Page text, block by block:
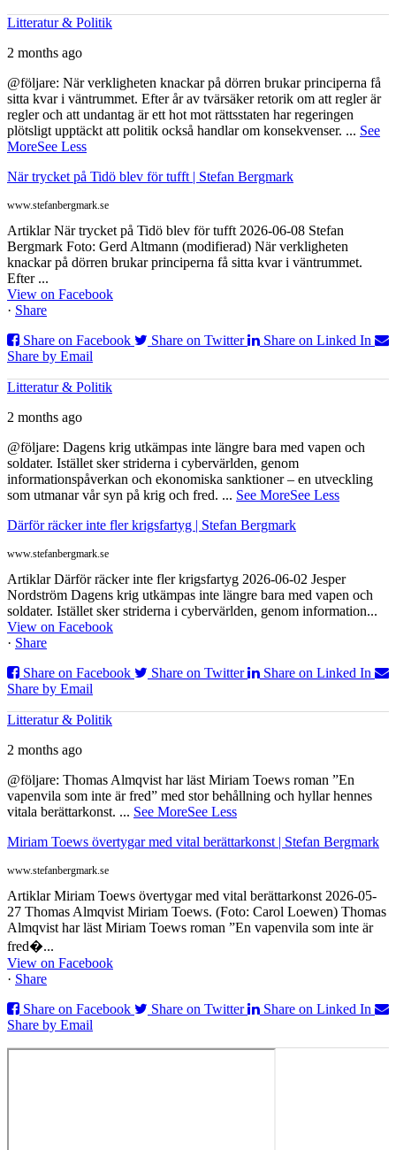
Litteratur & Politik
2 months ago
@följare: När verkligheten knackar på dörren brukar principerna få
sitta kvar i väntrummet. Efter år av tvärsäker retorik om att regler är
regler och att undantag är ett hot mot rättsstaten har regeringen
plötsligt upptäckt att politik också handlar om konsekvenser. ... See
MoreSee Less
När trycket på Tidö blev för tufft | Stefan Bergmark
www.stefanbergmark.se
Artiklar När trycket på Tidö blev för tufft 2026-06-08 Stefan
Bergmark Foto: Gerd Altmann (modifierad) När verkligheten
knackar på dörren brukar principerna få sitta kvar i väntrummet.
Efter ...
View on Facebook
· Share
Share on Facebook
Share on Twitter
Share on Linked In
Share by Email
Litteratur & Politik
2 months ago
@följare: Dagens krig utkämpas inte längre bara med vapen och
soldater. Istället sker striderna i cybervärlden, genom
informationspåverkan och ekonomiska sanktioner – en utveckling
som utmanar vår syn på krig och fred. ... See MoreSee Less
Därför räcker inte fler krigsfartyg | Stefan Bergmark
www.stefanbergmark.se
Artiklar Därför räcker inte fler krigsfartyg 2026-06-02 Jesper
Nordström Dagens krig utkämpas inte längre bara med vapen och
soldater. Istället sker striderna i cybervärlden, genom information...
View on Facebook
· Share
Share on Facebook
Share on Twitter
Share on Linked In
Share by Email
Litteratur & Politik
2 months ago
@följare: Thomas Almqvist har läst Miriam Toews roman ”En
vapenvila som inte är fred” med stor behållning och hyllar hennes
vitala berättarkonst. ... See MoreSee Less
Miriam Toews övertygar med vital berättarkonst | Stefan Bergmark
www.stefanbergmark.se
Artiklar Miriam Toews övertygar med vital berättarkonst 2026-05-
27 Thomas Almqvist Miriam Toews. (Foto: Carol Loewen) Thomas
Almqvist har läst Miriam Toews roman ”En vapenvila som inte är
fred�...
View on Facebook
· Share
Share on Facebook
Share on Twitter
Share on Linked In
Share by Email